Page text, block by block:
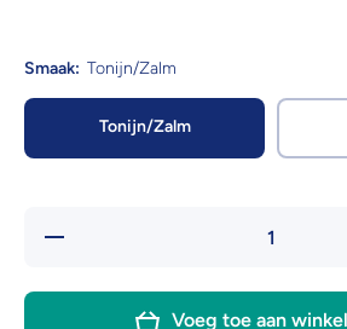
Smaak: Tonijn/Zalm
Tonijn/Zalm
Hoeveelheid
Voeg toe aan